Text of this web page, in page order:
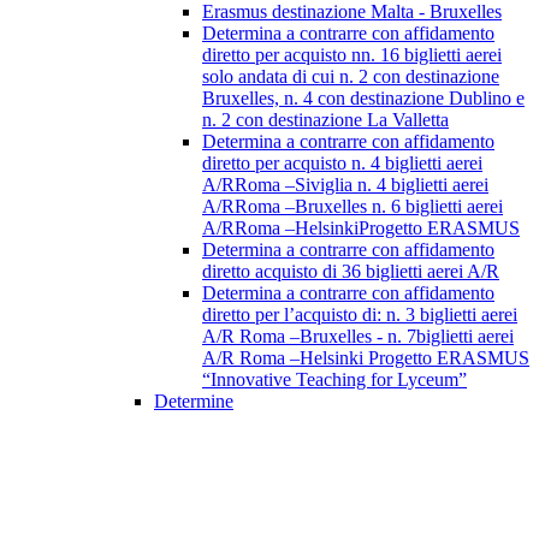
Erasmus destinazione Malta - Bruxelles
Determina a contrarre con affidamento
diretto per acquisto nn. 16 biglietti aerei
solo andata di cui n. 2 con destinazione
Bruxelles, n. 4 con destinazione Dublino e
n. 2 con destinazione La Valletta
Determina a contrarre con affidamento
diretto per acquisto n. 4 biglietti aerei
A/RRoma –Siviglia n. 4 biglietti aerei
A/RRoma –Bruxelles n. 6 biglietti aerei
A/RRoma –HelsinkiProgetto ERASMUS
Determina a contrarre con affidamento
diretto acquisto di 36 biglietti aerei A/R
Determina a contrarre con affidamento
diretto per l’acquisto di: n. 3 biglietti aerei
A/R Roma –Bruxelles - n. 7biglietti aerei
A/R Roma –Helsinki Progetto ERASMUS
“Innovative Teaching for Lyceum”
Determine